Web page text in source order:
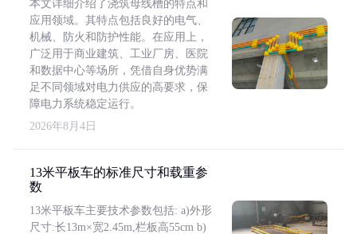
本文详细介绍了浇筑母线槽的特点和
应用领域。其特点包括良好的电气、
机械、防火和防护性能。在应用上，
广泛用于商业建筑、工业厂房、医院
和数据中心等场所，凭借自身优势满
足不同领域对电力供应的高要求，保
障电力系统稳定运行。
2026年8月4日
13米平板车的标准尺寸和载重参
数
13米平板车主要技术参数包括: a)外形
尺寸:长13m×宽2.45m,栏板高55cm b)